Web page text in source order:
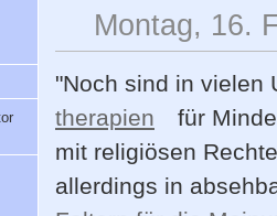
Montag, 16.
"Noch sind in vielen
therapien
für
mit religiösen
allerdings in